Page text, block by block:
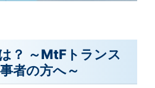
？ ～MtFトランス
者の方へ～